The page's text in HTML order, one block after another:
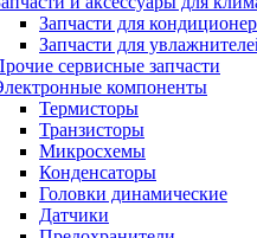
Запчасти для
Запчасти для
сервисные запчасти
компоненты
Термисторы
Транзисторы
Микросхемы
Конденсаторы
Головки динамические
Датчики